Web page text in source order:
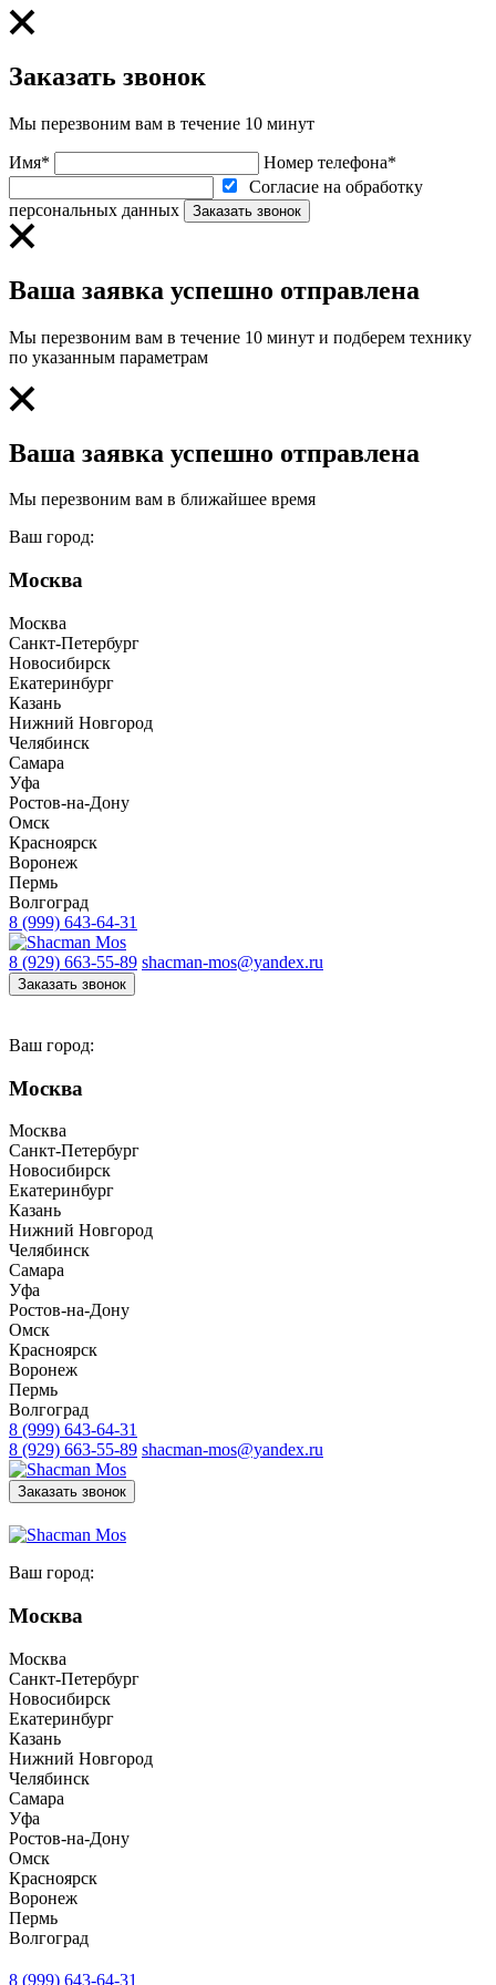
Заказать звонок
Мы перезвоним вам в течение 10 минут
Имя*
Номер телефона*
Согласие на обработку
персональных данных
Заказать звонок
Ваша заявка успешно отправлена
Мы перезвоним вам в течение 10 минут и подберем технику
по указанным параметрам
Ваша заявка успешно отправлена
Мы перезвоним вам в ближайшее время
Ваш город:
Москва
Москва
Санкт-Петербург
Новосибирск
Екатеринбург
Казань
Нижний Новгород
Челябинск
Самара
Уфа
Ростов-на-Дону
Омск
Красноярск
Воронеж
Пермь
Волгоград
8 (999) 643-64-31
8 (929) 663-55-89 shacman-mos@yandex.ru
Заказать звонок
Ваш город:
Москва
Москва
Санкт-Петербург
Новосибирск
Екатеринбург
Казань
Нижний Новгород
Челябинск
Самара
Уфа
Ростов-на-Дону
Омск
Красноярск
Воронеж
Пермь
Волгоград
8 (999) 643-64-31
8 (929) 663-55-89 shacman-mos@yandex.ru
Заказать звонок
Ваш город:
Москва
Москва
Санкт-Петербург
Новосибирск
Екатеринбург
Казань
Нижний Новгород
Челябинск
Самара
Уфа
Ростов-на-Дону
Омск
Красноярск
Воронеж
Пермь
Волгоград
8 (999) 643-64-31